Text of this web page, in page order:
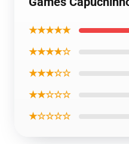
★★★★★
★★★★☆
★★★☆☆
★★☆☆☆
★☆☆☆☆